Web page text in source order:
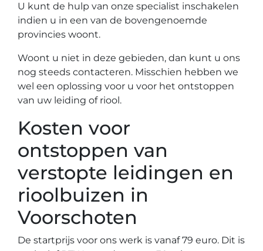
U kunt de hulp van onze specialist inschakelen
indien u in een van de bovengenoemde
provincies woont.
Woont u niet in deze gebieden, dan kunt u ons
nog steeds contacteren. Misschien hebben we
wel een oplossing voor u voor het ontstoppen
van uw leiding of riool.
Kosten voor
ontstoppen van
verstopte leidingen en
rioolbuizen in
Voorschoten
De startprijs voor ons werk is vanaf 79 euro. Dit is